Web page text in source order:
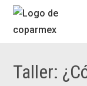
Taller: